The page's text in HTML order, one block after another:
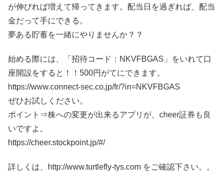
が伸びれば増えて帰ってきます。配当日を過ぎれば、配当
金だって手にできる。
夢ある貯蓄を一緒にやりませんか？？
始める際には、「招待コード：NKVFBGAS」をいれて口
座開設をすると！！500円がてにできます。
https://www.connect-sec.co.jp/fr/?in=NKVFBGAS
ぜひお試しください。
ポイント⇒株への変更が出来るアプリが、cheer証券も良
いですよ。
https://cheer.stockpoint.jp/#/
詳しくは、http://www.turtlefly-tys.com をご確認下さい。。